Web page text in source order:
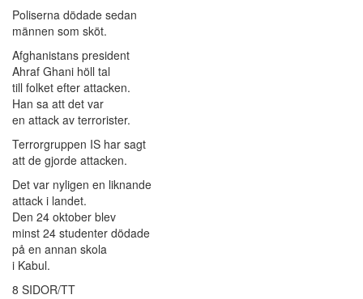
Poliserna dödade sedan
männen som sköt.
Afghanistans president
Ahraf Ghani höll tal
till folket efter attacken.
Han sa att det var
en attack av terrorister.
Terrorgruppen IS har sagt
att de gjorde attacken.
Det var nyligen en liknande
attack i landet.
Den 24 oktober blev
minst 24 studenter dödade
på en annan skola
i Kabul.
8 SIDOR/TT